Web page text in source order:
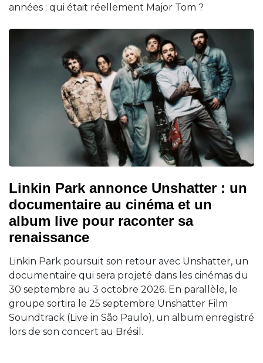
années : qui était réellement Major Tom ?
Linkin Park annonce Unshatter : un
documentaire au cinéma et un
album live pour raconter sa
renaissance
Linkin Park poursuit son retour avec Unshatter, un
documentaire qui sera projeté dans les cinémas du
30 septembre au 3 octobre 2026. En parallèle, le
groupe sortira le 25 septembre Unshatter Film
Soundtrack (Live in São Paulo), un album enregistré
lors de son concert au Brésil.